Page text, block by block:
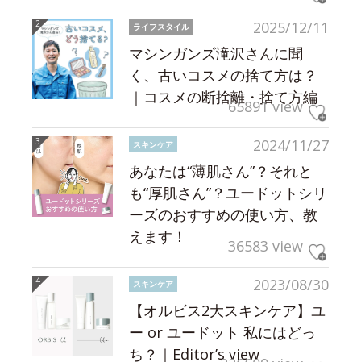
2025/12/11
ライフスタイル
マシンガンズ滝沢さんに聞
く、古いコスメの捨て方は？
｜コスメの断捨離・捨て方編
65891 view
2024/11/27
スキンケア
あなたは“薄肌さん”？それと
も“厚肌さん”？ユードットシリ
ーズのおすすめの使い方、教
えます！
36583 view
2023/08/30
スキンケア
【オルビス2大スキンケア】ユ
ー or ユードット 私にはどっ
ち？｜Editor’s view